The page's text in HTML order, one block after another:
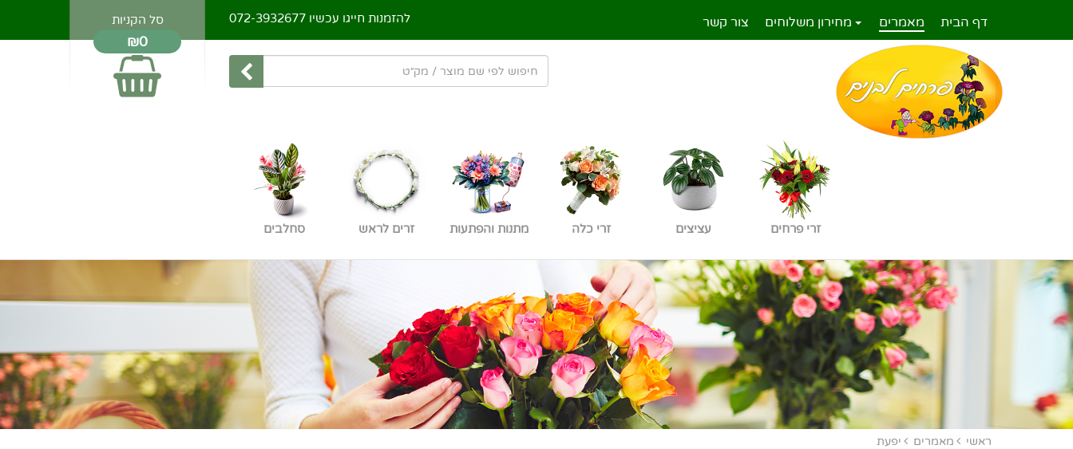
סל הקניות
₪0
להזמנות חייגו עכשיו 072-3932677 דף הבית מאמרים מחירון משלוחים צור קשר
זרי פרחים עציצים זרי כלה מתנות והפתעות זרים לראש סחלבים
ראשי מאמרים יפעת